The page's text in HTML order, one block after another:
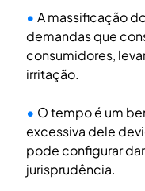
A massificação
demandas que
consumidores,
irritação.
O tempo é um
excessiva dele
pode configurar
jurisprudência.